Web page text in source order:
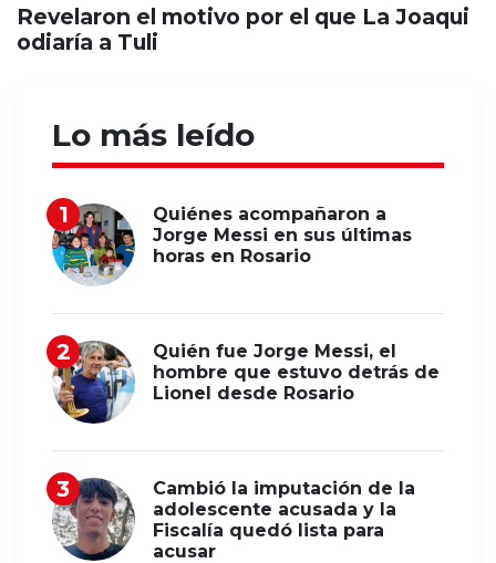
Revelaron el motivo por el que La Joaqui
odiaría a Tuli
Lo más leído
Quiénes acompañaron a
Jorge Messi en sus últimas
horas en Rosario
Quién fue Jorge Messi, el
hombre que estuvo detrás de
Lionel desde Rosario
Cambió la imputación de la
adolescente acusada y la
Fiscalía quedó lista para
acusar